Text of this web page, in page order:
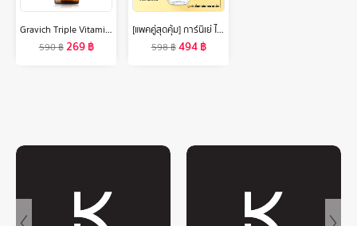
Gravich Triple Vitamin C Booster Serum 30 ml
590฿269฿
[แพคคู่สุดคุ้ม] การ์นิเย่ ไมเซล่า ออยล์-อินฟิวส์ คลีนซิ่ง วอเตอร์ 400มล Garnier Micellar Oil Infused Cleansing Water 400ml x2 ล้างเครื่องสำอาง
598฿494฿